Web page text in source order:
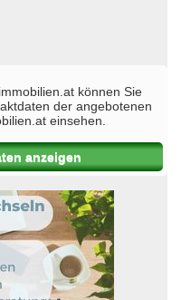
können Sie
der angebotenen
einsehen.
anzeigen